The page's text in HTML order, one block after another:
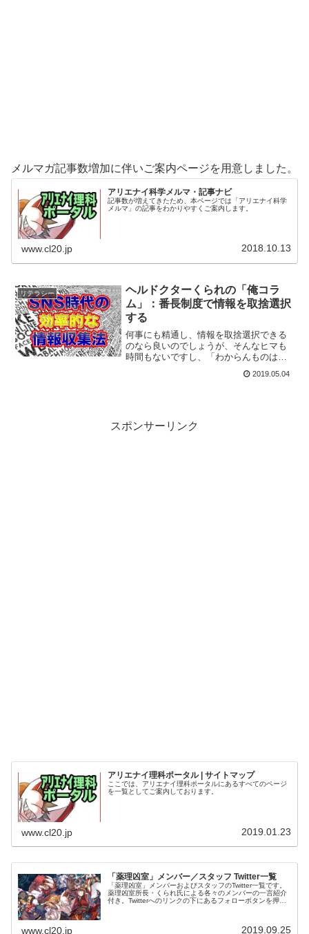
メルマガ記事数増加に伴いご案内ページを用意しました。
アリエナイ科学メルマ・記事ナビ
記事数が増えてきたため、本ページでは「アリエナイ科学
メルマ」の記事をわかりやすくご案内します。
www.cl20.jp 2018.10.13
リテラシー
ヘルドクターくられの「俺コラ
ム」：番長制度で情報を取捨選択
する
何事にも精通し、情報を取捨選択できる
のなら良いのでしょうが、そんなヒマも
時間もないですし、「わからんものはわ
な情報から必要なものを精査するのは大
2019.05.04
スポンサーリンク
アリエナイ理科ポータル | サイトマップ
ここでは、アリエナイ理科ポータルにあるすべてのページ
を一覧としてご案内しております。
www.cl20.jp 2019.01.23
「薬理凶室」メンバー／スタッフ Twitter一覧
「薬理凶室」メンバーおよびスタッフのTwitter一覧です。
薬理凶室所長・くられ氏による各々のメンバーの一言紹介
付き。Twitterへのリンクの下にあるフォローボタンを押す
www.cl20.jp 2019.09.25